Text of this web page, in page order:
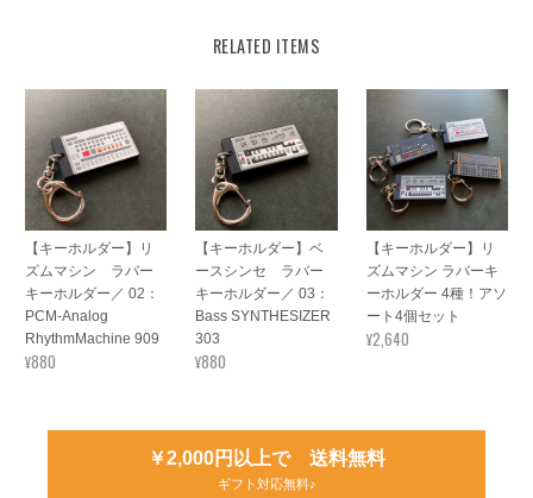
RELATED ITEMS
【キーホルダー】リ
ズムマシン ラバー
キーホルダー／ 02：
PCM-Analog
RhythmMachine 909
¥880
【キーホルダー】ベ
ースシンセ ラバー
キーホルダー／ 03：
Bass SYNTHESIZER
303
¥880
【キーホルダー】リ
ズムマシン ラバーキ
ーホルダー 4種！アソ
ート4個セット
¥2,640
￥2,000円以上で 送料無料
ギフト対応無料♪